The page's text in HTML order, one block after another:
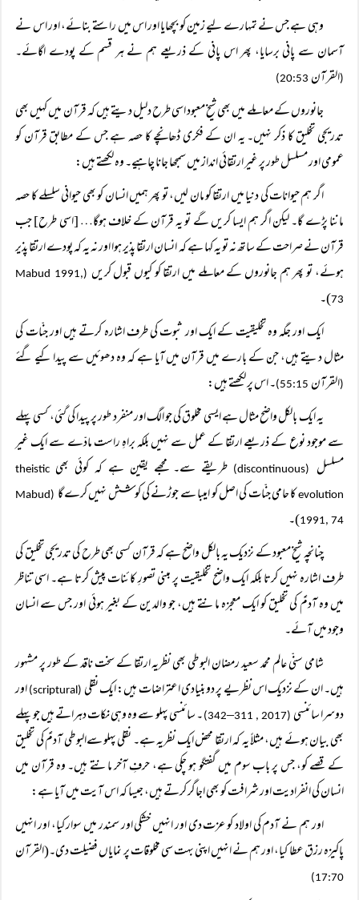
وہی ہے جس نے تمہارے لیے زمین کو بچھایا اور اس میں راستے بنائے، اور اس نے
آسمان سے پانی برسایا، پھر اس پانی کے ذریعے ہم نے ہر قسم کے پودے اگائے۔
(القرآن
جانوروں کے معاملے میں بھی شیخ معبود اسی طرح دلیل دیتے ہیں کہ قرآن میں کہیں بھی
تدریجی تخلیق کا ذکر نہیں۔ یہ ان کے فکری ڈھانچے کا حصہ ہے جس کے مطابق قرآن کو
عمومی اور مسلسل طور پر غیر ارتقائی انداز میں سمجھا جانا چاہیے۔ وہ لکھتے ہیں:
اگر ہم حیوانات کی دنیا میں ارتقا کو مان لیں، تو پھر ہمیں انسان کو بھی حیوانی سلسلے کا حصہ
ماننا پڑے گا۔ لیکن اگر ہم ایسا کریں گے تو یہ قرآن کے خلاف ہوگا… [اسی طرح] جب
قرآن نے صراحت کے ساتھ نہ تو یہ کہا ہے کہ انسان ارتقا پذیر ہوا اور نہ یہ کہ پودے ارتقا پذیر
ہوئے، تو پھر ہم جانوروں کے معاملے میں ارتقا کو کیوں قبول کریں (
Mabud 1991,
73)۔
ایک اور جگہ وہ تخلیقیت کے ایک اور ثبوت کی طرف اشارہ کرتے ہیں اور جنّات کی
مثال دیتے ہیں، جن کے بارے میں قرآن میں آیا ہے کہ وہ دھوئیں سے پیدا کیے گئے
(القرآن
۔ اس پر لکھتے ہیں:
یہ ایک بالکل واضح مثال ہے ایسی مخلوق کی جو الگ اور منفرد طور پر پیدا کی گئی، کسی پہلے
سے موجود نوع کے ذریعے ارتقا کے عمل سے نہیں بلکہ براہِ راست مادّے سے ایک غیر
مسلسل (discontinuous) طریقے سے۔ مجھے یقین ہے کہ کوئی بھی theistic
evolutionکا حامی جنّات کی اصل کو امیبا سے جوڑنے کی کوشش نہیں کرے گا (
Mabud
1991, 74)۔
چنانچہ شیخ معبود کے نزدیک یہ بالکل واضح ہے کہ قرآن کسی بھی طرح کی تدریجی تخلیق کی
طرف اشارہ نہیں کرتا بلکہ ایک واضح تخلیقیت پر مبنی تصورِ کائنات پیش کرتا ہے۔ اسی تناظر
میں وہ آدمؑ کی تخلیق کو ایک معجزہ مانتے ہیں، جو والدین کے بغیر ہوئی اور جس سے انسان
وجود میں آئے۔
شامی سنّی عالم محمد سعید رمضان البوطی بھی نظریہ ارتقا کے سخت ناقد کے طور پر مشہور
ہیں۔ ان کے نزدیک اس نظریے پر دو بنیادی اعتراضات ہیں: ایک نقلی (scriptural)
اور
دوسرا سائنسی (2017 , 311
–
342) ۔ سائنسی پہلو سے وہ وہی نکات دہراتے ہیں جو پہلے
بھی بیان ہوئے ہیں، مثلاً یہ کہ ارتقا محض ایک نظریہ ہے۔ نقلی پہلو سےالبوطی آدمؑ کی تخلیق
کے قصے کو، جس پر باب سوم میں گفتگو ہو چکی ہے، حرفِ آخر مانتے ہیں۔ وہ قرآن میں
انسان کی انفرادیت اور شرافت کو بھی اجاگر کرتے ہیں، جیسا کہ اس آیت میں آیا ہے:
اور ہم نے آدم کی اولاد کو عزت دی اور انہیں خشکی اور سمندر میں سوار کیا، اور انہیں
پاکیزہ رزق عطا کیا، اور ہم نے انہیں اپنی بہت سی مخلوقات پر نمایاں فضیلت دی۔(القرآن
17:70)